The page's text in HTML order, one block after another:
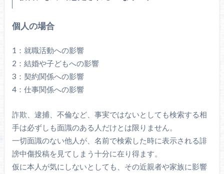
個人の場合
1：就職活動への影響
2：結婚や子どもへの影響
3：契約関係への影響
4：仕事関係への影響
詐欺、逮捕、不倫など、事実ではないとしても検索する相
手は必ずしも面識のある人だけとは限りません。
一切面識のない他人が、名前で検索した時に表示される誹
謗中傷投稿を見てしまう十分に在り得ます。
仮に本人が気にしないとしても、その近親者や家族に影響